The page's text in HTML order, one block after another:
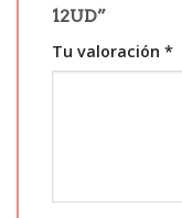
12UD”
Tu valoración *